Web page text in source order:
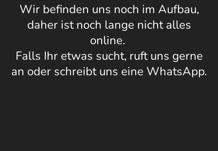
Wir befinden uns noch im Aufbau,
daher ist noch lange nicht alles
online.
Falls Ihr etwas sucht, ruft uns gerne
an oder schreibt uns eine WhatsApp.